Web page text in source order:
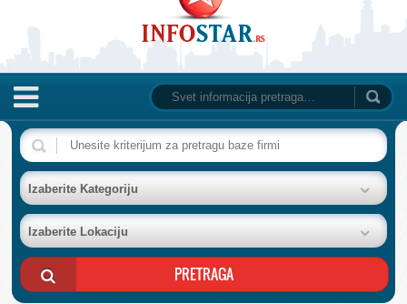
NASLOVNA
BAZA FIRMI
POSLOVNI OGLASI
AKCIJE I KATALOZI
Izaberite Kategoriju
Izaberite Lokaciju